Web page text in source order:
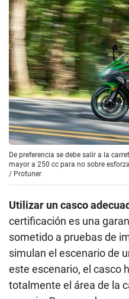
De preferencia se debe salir a la
mayor a 250 cc para no sobre
/ Protuner
Utilizar un casco
certificación es una
sometido a pruebas de
simulan el escenario de
este escenario, el casco
totalmente el área de la